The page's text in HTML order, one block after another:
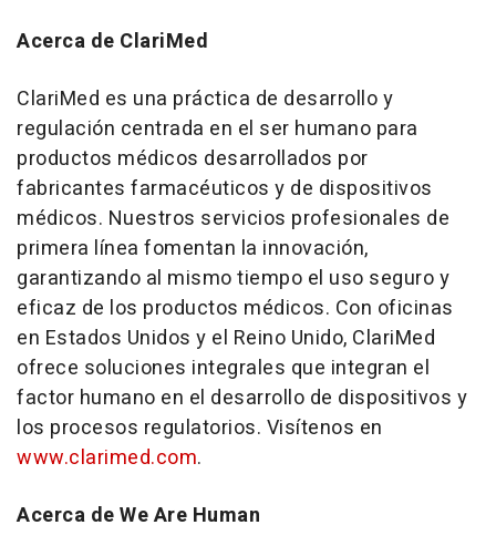
Acerca de ClariMed
ClariMed es una práctica de desarrollo y
regulación centrada en el ser humano para
productos médicos desarrollados por
fabricantes farmacéuticos y de dispositivos
médicos. Nuestros servicios profesionales de
primera línea fomentan la innovación,
garantizando al mismo tiempo el uso seguro y
eficaz de los productos médicos. Con oficinas
en Estados Unidos y el Reino Unido, ClariMed
ofrece soluciones integrales que integran el
factor humano en el desarrollo de dispositivos y
los procesos regulatorios. Visítenos en
www.clarimed.com.
Acerca de We Are Human